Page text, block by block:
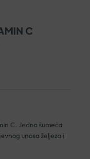
C
C. Jedna šumeća
unosa željeza i